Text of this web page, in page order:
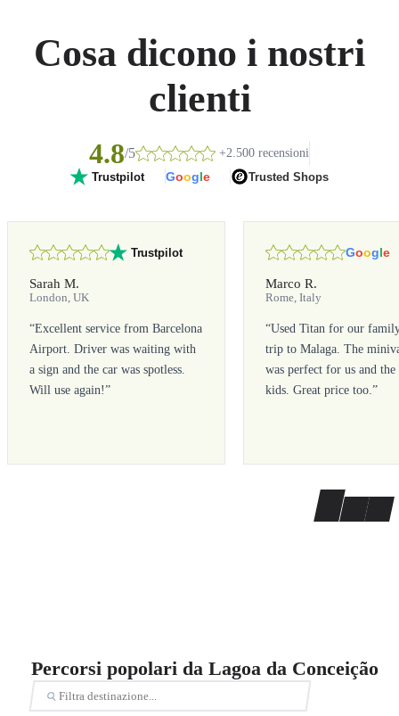
Cosa dicono i nostri
clienti
4.8/5 +2.500 recensioni
Trustpilot Google Trusted Shops
Trustpilot
Sarah M.
London, UK
“Excellent service from Barcelona
Airport. Driver was waiting with
a sign and the car was spotless.
Will use again!”
Google
Marco R.
Rome, Italy
“Used Titan for our
trip to Malaga. The
was perfect for us and the
kids. Great price too.”
Percorsi popolari da Lagoa da Conceição